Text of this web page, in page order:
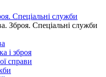
Спеціальні служби
Зброя. Спеціальні служби
і зброя
справи